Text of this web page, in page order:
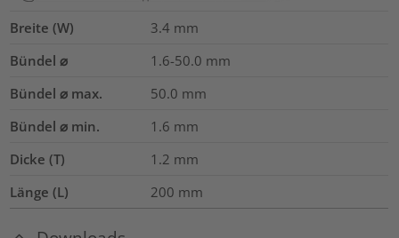
Breite (W) 3.4 mm
Bündel ⌀
1.6-50.0 mm
Bündel ⌀ max.
50.0 mm
Bündel ⌀ min.
1.6 mm
Dicke (T)
1.2 mm
Länge (L)
200 mm